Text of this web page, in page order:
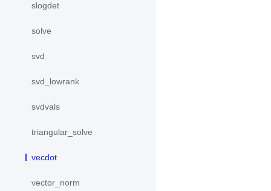
slogdet
solve
svd
svd_lowrank
svdvals
triangular_solve
vecdot
vector_norm